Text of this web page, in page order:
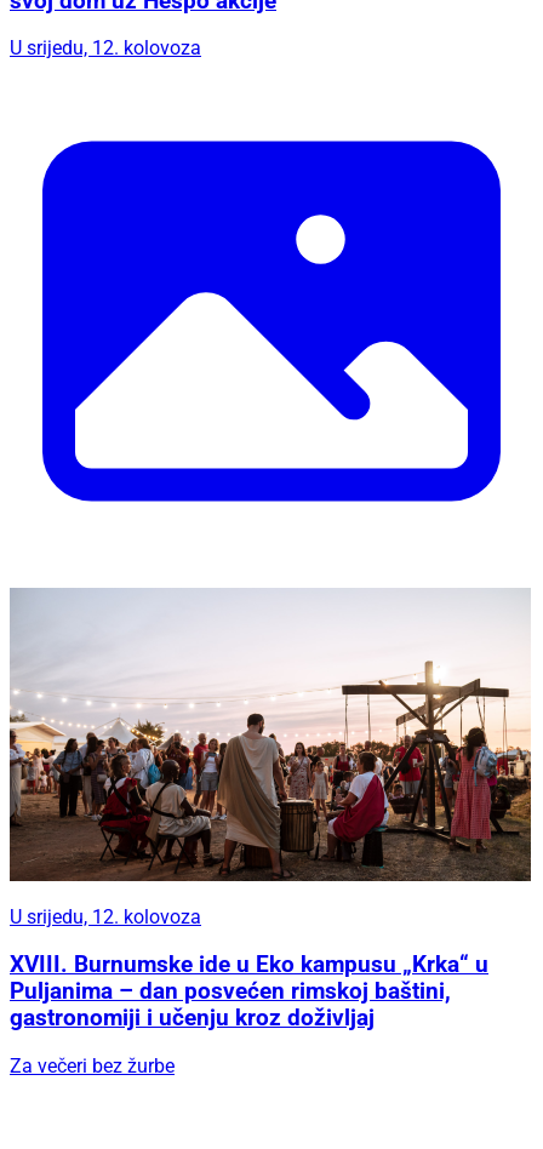
U srijedu, 12. kolovoza
U srijedu, 12. kolovoza
XVIII. Burnumske ide u Eko kampusu „Krka“ u
Puljanima – dan posvećen rimskoj baštini,
gastronomiji i učenju kroz doživljaj
Za večeri bez žurbe